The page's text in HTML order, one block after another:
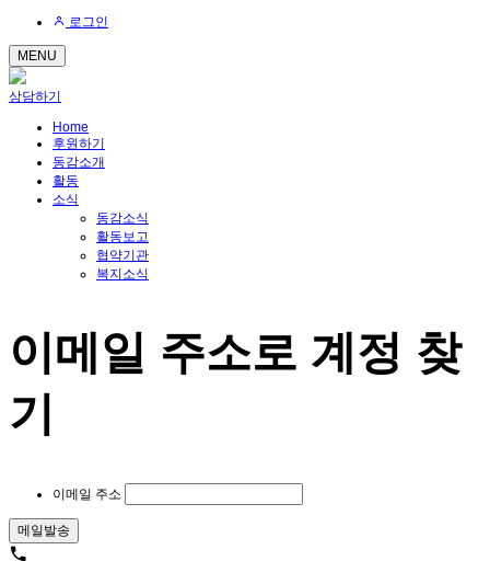
로그인
MENU
상담하기
Home
후원하기
동감소개
활동
소식
동감소식
활동보고
협약기관
복지소식
이메일 주소로 계정 찾
기
이메일 주소